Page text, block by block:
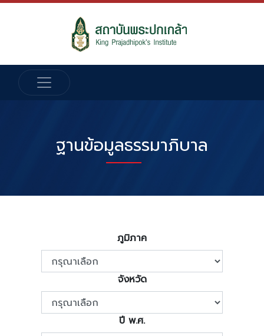
ฐานข้อมูลธรรมาภิบาล
ภูมิภาค
จังหวัด
ปี พ.ศ.